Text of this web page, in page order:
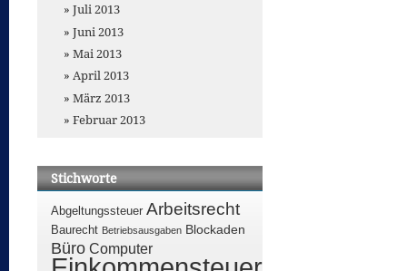
Juli 2013
Juni 2013
Mai 2013
April 2013
März 2013
Februar 2013
Stichworte
Abgeltungssteuer Arbeitsrecht
Baurecht Betriebsausgaben Blockaden
Büro Computer